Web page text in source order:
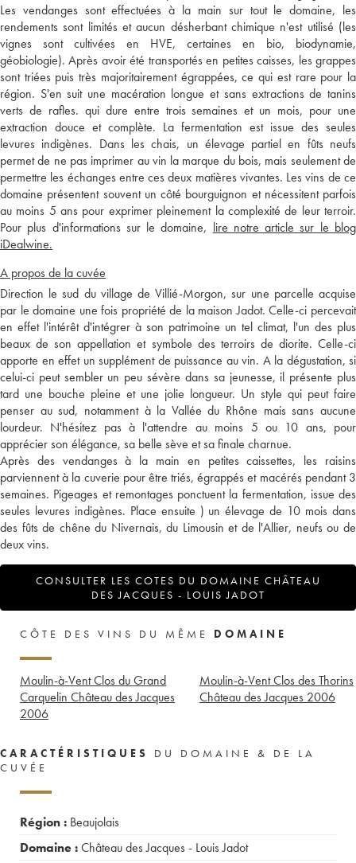
Les vendanges sont effectuées à la main sur tout le domaine, les
rendements sont limités et aucun désherbant chimique n'est utilisé (les
vignes sont cultivées en HVE, certaines en bio, biodynamie,
géobiologie). Après avoir été transportés en petites caisses, les grappes
sont triées puis très majoritairement égrappées, ce qui est rare pour la
région. S'en suit une macération longue et sans extractions de tanins
verts de rafles. qui dure entre trois semaines et un mois, pour une
extraction douce et complète. La fermentation est issue des seules
levures indigènes. Dans les chais, un élevage partiel en fûts neufs
permet de ne pas imprimer au vin la marque du bois, mais seulement de
permettre les échanges entre ces deux matières vivantes. Les vins de ce
domaine présentent souvent un côté bourguignon et nécessitent parfois
au moins 5 ans pour exprimer pleinement la complexité de leur terroir.
Pour plus d'informations sur le domaine, lire notre article sur le blog
iDealwine.
A propos de la cuvée
Direction le sud du village de Villié-Morgon, sur une parcelle acquise
par le domaine une fois propriété de la maison Jadot. Celle-ci percevait
en effet l'intérêt d'intégrer à son patrimoine un tel climat, l'un des plus
beaux de son appellation et symbole des terroirs de diorite. Celle-ci
apporte en effet un supplément de puissance au vin. A la dégustation, si
celui-ci peut sembler un peu sévère dans sa jeunesse, il présente plus
tard une bouche pleine et une jolie longueur. Un style qui peut faire
penser au sud, notamment à la Vallée du Rhône mais sans aucune
lourdeur. N'hésitez pas à l'attendre au moins 5 ou 10 ans, pour
apprécier son élégance, sa belle sève et sa finale charnue.
Après des vendanges à la main en petites caissettes, les raisins
parviennent à la cuverie pour être triés, égrappés et macérés pendant 3
semaines. Pigeages et remontages ponctuent la fermentation, issue des
seules levures indigènes. Place ensuite ) un élevage de 10 mois dans
des fûts de chêne du Nivernais, du Limousin et de l'Allier, neufs ou de
deux vins.
CONSULTER LES COTES DU DOMAINE CHÂTEAU
DES JACQUES - LOUIS JADOT
CÔTE DES VINS DU MÊME DOMAINE
Moulin-à-Vent Clos du Grand
Carquelin Château des Jacques
2006
Moulin-à-Vent Clos des Thorins
Château des Jacques 2006
CARACTÉRISTIQUES
DU DOMAINE & DE LA
CUVÉE
Région : Beaujolais
Domaine :Château des Jacques - Louis Jadot